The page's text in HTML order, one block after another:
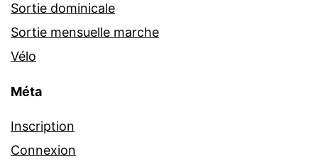
Sortie dominicale
Sortie mensuelle marche
Vélo
Méta
Inscription
Connexion